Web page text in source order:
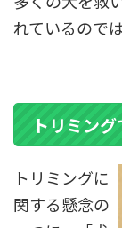
れているので
トリミン
トリミングに
関する懸念の